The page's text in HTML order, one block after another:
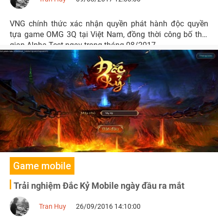
VNG chính thức xác nhận quyền phát hành độc quyền
tựa game OMG 3Q tại Việt Nam, đồng thời công bố thời
gian Alpha Test ngay trong tháng 08/2017.
Game mobile
Trải nghiệm Đắc Kỷ Mobile ngày đầu ra mắt
Tran Huy 26/09/2016 14:10:00